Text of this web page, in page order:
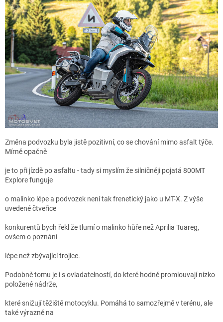
Změna podvozku byla jistě pozitivní, co se chování mimo asfalt týče.
Mírně opačně
je to při jízdě po asfaltu - tady si myslím že silničněji pojatá 800MT
Explore funguje
o malinko lépe a podvozek není tak frenetický jako u MT-X. Z výše
uvedené čtveřice
konkurentů bych řekl že tlumí o malinko hůře než Aprilia Tuareg,
ovšem o poznání
lépe než zbývající trojice.
Podobně tomu je i s ovladatelností, do které hodně promlouvají nízko
položené nádrže,
které snižují těžiště motocyklu. Pomáhá to samozřejmě v terénu, ale
také výrazně na